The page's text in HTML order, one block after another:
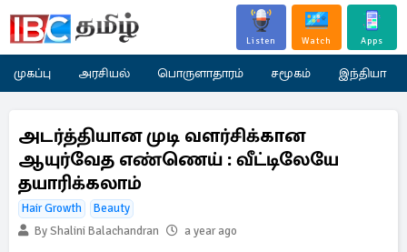
Listen Watch Apps
முகப்பு அரசியல் பொருளாதாரம் சமூகம் இந்தியா
அடர்த்தியான முடி வளர்சிக்கான
ஆயுர்வேத எண்ணெய் : வீட்டிலேயே
தயாரிக்கலாம்
Hair Growth
Beauty
By Shalini Balachandran
a year ago